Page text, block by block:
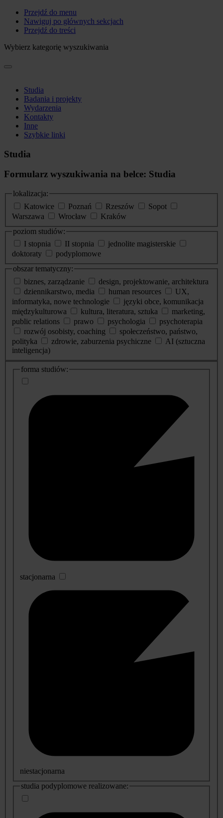
Przejdź do menu
Nawiguj po głównych sekcjach
Przejdź do treści
Wybierz kategorię wyszukiwania
Studia
Badania i projekty
Wydarzenia
Kontakty
Inne
Szybkie linki
Studia
Formularz wyszukiwania na belce: Studia
lokalizacja:
Katowice
Poznań Rzeszów
Sopot
Warszawa
Wrocław
Kraków
poziom studiów:
I stopnia
II stopnia
jednolite magisterskie
doktoraty
podyplomowe
obszar tematyczny:
biznes, zarządzanie
design, projektowanie, architektura
dziennikarstwo, media
human resources
UX,
informatyka, nowe technologie
języki obce, komunikacja
międzykulturowa
kultura, literatura, sztuka
marketing,
public relations
prawo psychologia
psychoterapia
rozwój osobisty, coaching
społeczeństwo, państwo,
polityka
zdrowie, zaburzenia psychiczne
AI (sztuczna
inteligencja)
dodatkowe
informacje
forma studiów:
stacjonarna
niestacjonarna
studia podyplomowe realizowane: